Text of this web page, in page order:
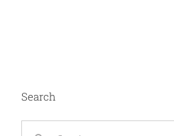
Search